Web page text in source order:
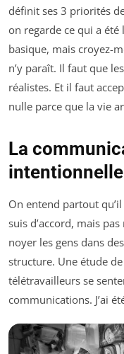
définit ses 3 priorités
on regarde ce qui a été
basique, mais croyez-
n’y paraît. Il faut que
réalistes. Et il faut
nulle parce que la vie
La
intentionnelle
On entend partout
suis d’accord, mais
noyer les gens dans
structure. Une étude de
télétravailleurs se
communications. J’ai